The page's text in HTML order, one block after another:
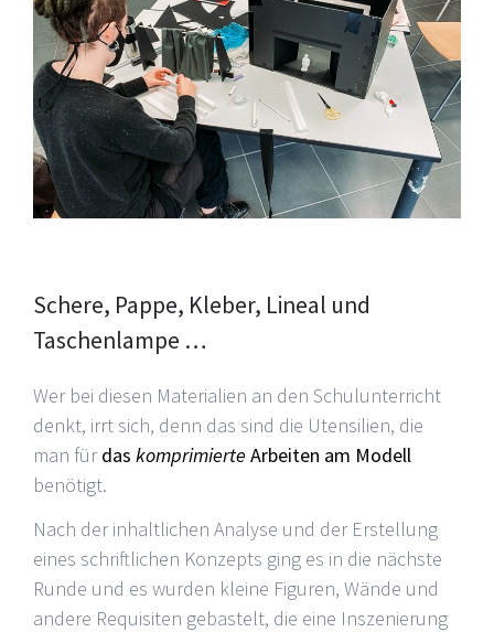
Schere, Pappe, Kleber, Lineal und
Taschenlampe …
Wer bei diesen Materialien an den Schulunterricht
denkt, irrt sich, denn das sind die Utensilien, die
man fürdas komprimierte Arbeiten am Modell
benötigt.
Nach der inhaltlichen Analyse und der Erstellung
eines schriftlichen Konzepts ging es in die nächste
Runde und es wurden kleine Figuren, Wände und
andere Requisiten gebastelt, die eine Inszenierung